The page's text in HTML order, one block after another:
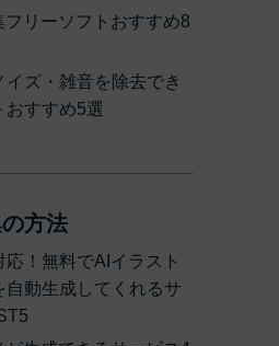
フリーソフトおすすめ8
イズ・雑音を除去でき
おすすめ5選
方法
応！無料でAIイラスト
自動生成してくれるサ